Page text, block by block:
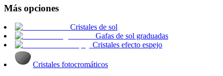
Más opciones
Cristales de sol
Gafas de sol graduadas
Cristales efecto espejo
Cristales fotocromáticos